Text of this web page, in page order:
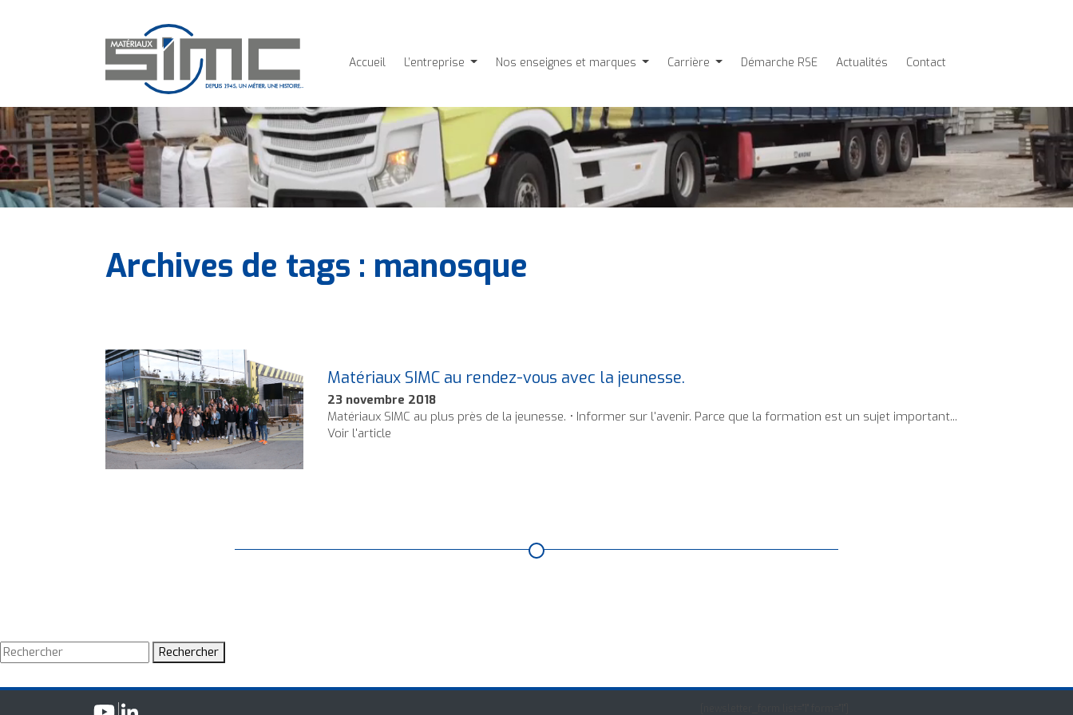
Accueil L’entreprise Nos enseignes et marques Carrière Démarche RSE Actualités Contact
Archives de tags : manosque
Matériaux SIMC au rendez-vous avec la jeunesse.
23 novembre 2018
Matériaux SIMC au plus près de la jeunesse. • Informer sur l'avenir. Parce que la formation est un sujet important...
Voir l'article
Rechercher